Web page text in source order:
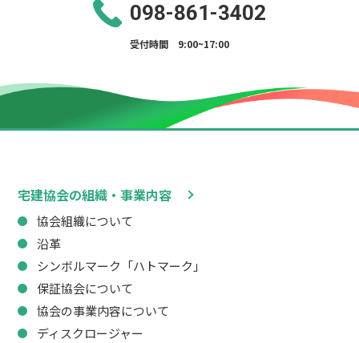
098-861-3402
受付時間 9:00~17:00
宅建協会の組織・事業内容
協会組織について
沿革
シンボルマーク「ハトマーク」
保証協会について
協会の事業内容について
ディスクロージャー